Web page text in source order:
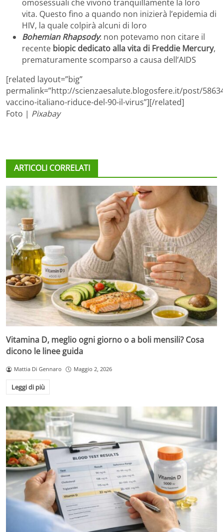
omosessuali che vivono tranquillamente la loro
vita. Questo fino a quando non inizierà l’epidemia di
HIV, la quale colpirà alcuni di loro
Bohemian Rhapsody: non potevamo non citare il
recente biopic dedicato alla vita di Freddie Mercury,
prematuramente scomparso a causa dell’AIDS
[related layout=”big”
permalink=”http://scienzaesalute.blogosfere.it/post/
vaccino-italiano-riduce-del-90-il-virus”][/related]
Foto | Pixabay
ARTICOLI CORRELATI
Vitamina D, meglio ogni giorno o a boli mensili? Cosa
dicono le linee guida
Mattia Di Gennaro Maggio 2, 2026
Leggi di più